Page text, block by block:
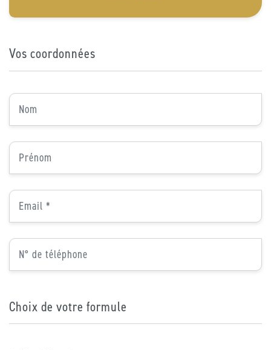
Vos coordonnées
Nom
Prénom
E-
mail
**
N°
de
Choix de votre formule